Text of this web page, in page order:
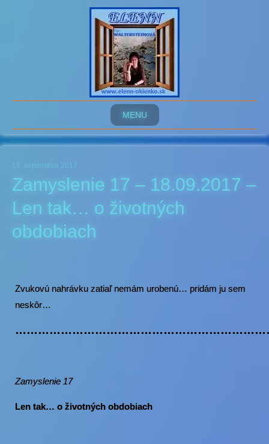
MENU
19. septembra 2017
Zamyslenie 17 – 18.09.2017 –
Len tak… o životných
obdobiach
Zvukovú nahrávku zatiaľ nemám urobenú… pridám ju sem
neskôr…
Zamyslenie 17
Len tak… o životných obdobiach